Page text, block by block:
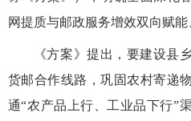
网提质与邮政服务增效双向赋能
《方案》提出，要建设县
货邮合作线路，巩固农村寄递
通“农产品上行、工业品下行”